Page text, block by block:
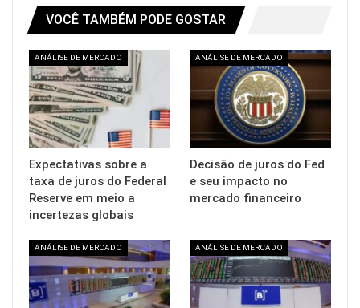
VOCÊ TAMBÉM PODE GOSTAR
ANÁLISE DE MERCADO
Expectativas sobre a
taxa de juros do Federal
Reserve em meio a
incertezas globais
ANÁLISE DE MERCADO
Decisão de juros do Fed
e seu impacto no
mercado financeiro
ANÁLISE DE MERCADO ANÁLISE DE MERCADO